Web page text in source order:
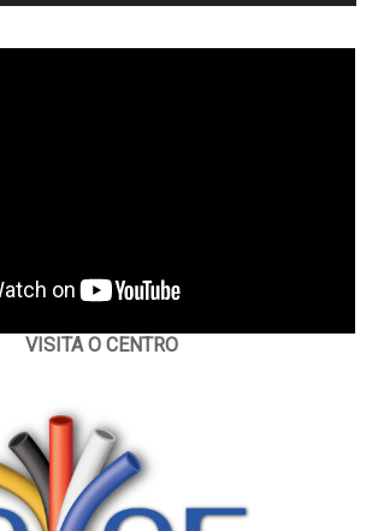
VISITA O CENTRO